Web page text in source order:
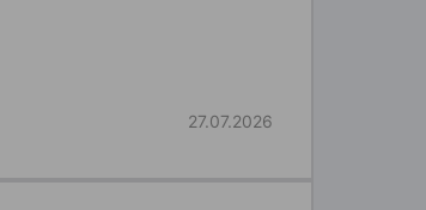
27.07.2026